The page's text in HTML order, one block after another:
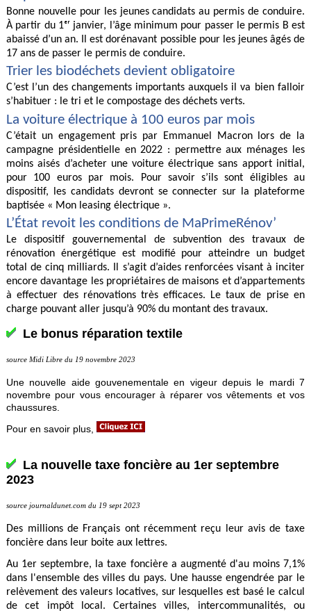
Bonne nouvelle pour les jeunes candidats au permis de conduire.
À partir du 1ᵉʳ janvier, l’âge minimum pour passer le permis B est
abaissé d’un an. Il est dorénavant possible pour les jeunes âgés de
17 ans de passer le permis de conduire.
Trier les biodéchets devient obligatoire
C’est l’un des changements importants auxquels il va bien falloir
s’habituer : le tri et le compostage des déchets verts.
La voiture électrique à 100 euros par mois
C’était un engagement pris par Emmanuel Macron lors de la
campagne présidentielle en 2022 : permettre aux ménages les
moins aisés d’acheter une voiture électrique sans apport initial,
pour 100 euros par mois. Pour savoir s’ils sont éligibles au
dispositif, les candidats devront se connecter sur la plateforme
baptisée « Mon leasing électrique ».
L’État revoit les conditions de MaPrimeRénov’
Le dispositif gouvernemental de subvention des travaux de
rénovation énergétique est modifié pour atteindre un budget
total de cinq milliards. Il s’agit d’aides renforcées visant à inciter
encore davantage les propriétaires de maisons et d’appartements
à effectuer des rénovations très efficaces. Le taux de prise en
charge pouvant aller jusqu’à 90% du montant des travaux.
Le bonus réparation textile
source Midi Libre du 19 novembre 2023
Une nouvelle aide gouvenementale en vigeur depuis le mardi 7
novembre pour vous encourager à réparer vos vêtements et vos
chaussures.
Pour en savoir plus,
La nouvelle taxe foncière au 1er septembre
2023
source journaldunet.com du 19 sept 2023
Des millions de Français ont récemment reçu leur avis de taxe
foncière dans leur boite aux lettres.
Au 1er septembre, la taxe foncière a augmenté d'au moins 7,1%
dans l'ensemble des villes du pays. Une hausse engendrée par le
relèvement des valeurs locatives, sur lesquelles est basé le calcul
de cet impôt local. Certaines villes, intercommunalités, ou